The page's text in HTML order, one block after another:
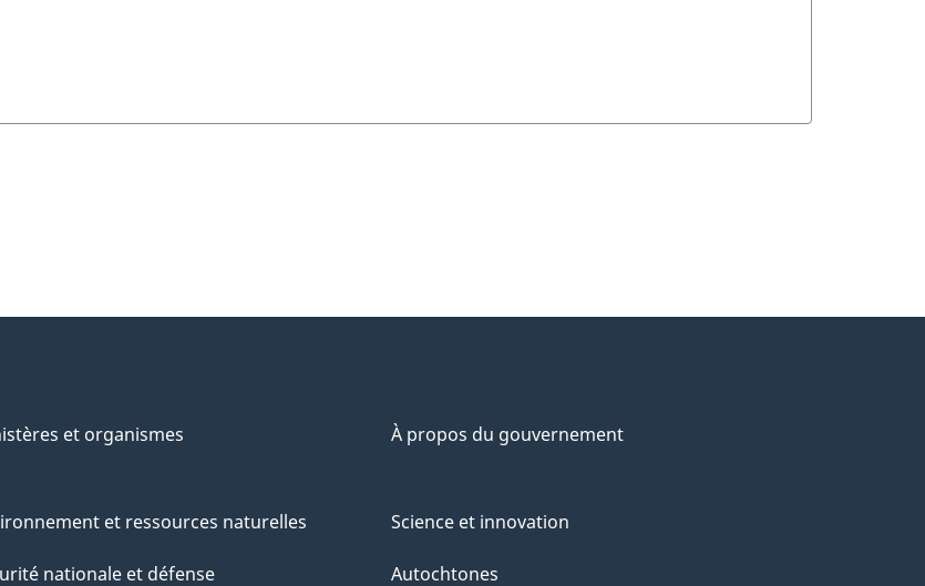
et organismes À propos du gouvernement
et ressources naturelles
nationale et défense
Science et innovation
Autochtones